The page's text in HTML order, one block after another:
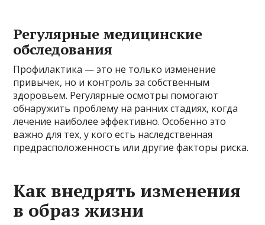
Регулярные медицинские
обследования
Профилактика — это не только изменение
привычек, но и контроль за собственным
здоровьем. Регулярные осмотры помогают
обнаружить проблему на ранних стадиях, когда
лечение наиболее эффективно. Особенно это
важно для тех, у кого есть наследственная
предрасположенность или другие факторы риска.
Как внедрять изменения
в образ жизни